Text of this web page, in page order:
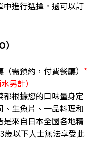
中進行選擇。還可以訂
需預約，付費餐廳） *
另計）
根據您的口味量身定
生魚片、一品料理和
來自日本全國各地精
歲以下人士無法享受此